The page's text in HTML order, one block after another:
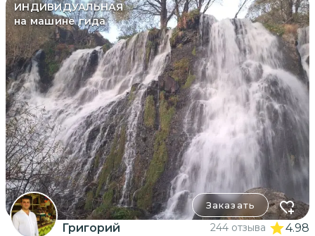
ИНДИВИДУАЛЬНАЯ
на машине гида
Заказать
Григорий 244 отзыва 4.98